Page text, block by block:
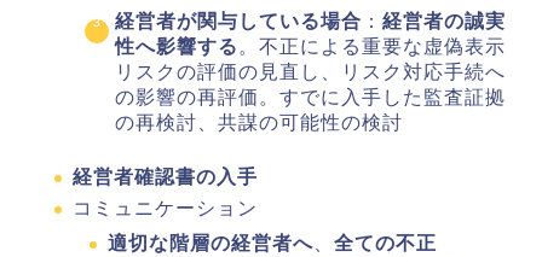
経営者が関与している場合 ：経営者の誠実
性へ影響する 。不正による重要な虚偽表示
リスクの評価の見直し、リスク対応手続へ
の影響の再評価。すでに入手した監査証拠
の再検討、共謀の可能性の検討
経営者確認書の入手
コミュニケーション
適切な階層の経営者へ
全ての不正